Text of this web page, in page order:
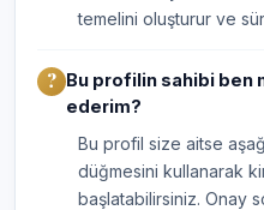
temelini oluşturur ve
Bu profilin sahibi ben
ederim?
Bu profil size aitse
düğmesini kullanarak
başlatabilirsiniz. Onay